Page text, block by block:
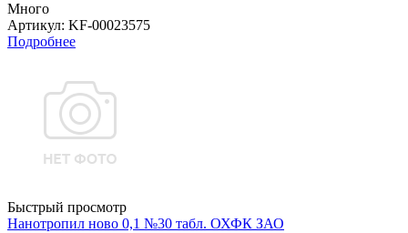
Много
Артикул: KF-00023575
Подробнее
Быстрый просмотр
Нанотропил ново 0,1 №30 табл. ОХФК ЗАО